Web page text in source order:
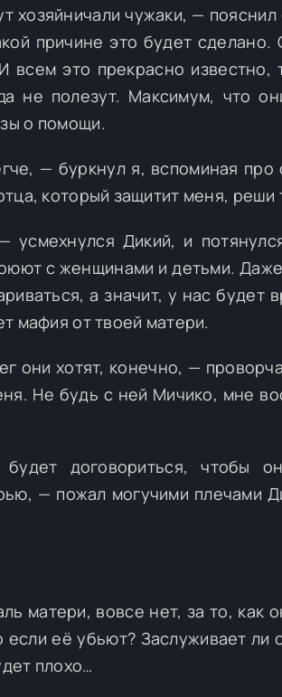
хозяйничали чужаки, —
причине это будет
всем это прекрасно известно,
не полезут. Максимум, что
о помощи.
— буркнул я, вспоминая
который защитит меня,
Дикий, и
с женщинами и детьми.
а значит, у нас
мафия от твоей матери.
они хотят, конечно, —
Не будь с ней Мичико, мне
договориться, чтобы
— пожал могучими плечами
матери, вовсе нет, за то, как
если её убьют? Заслуживает
плохо…